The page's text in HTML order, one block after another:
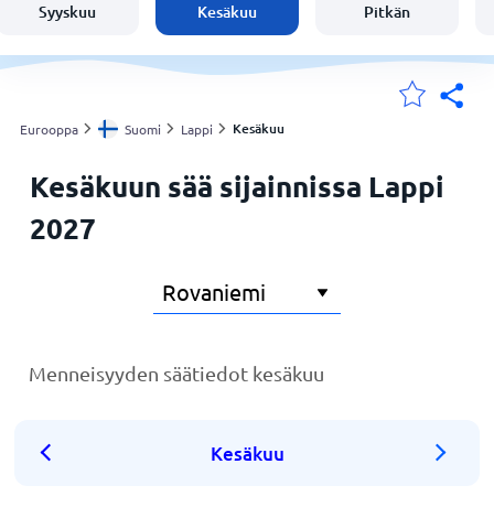
Sijaintini
Koti
Syyskuu Kesäkuu Pitkän
Eurooppa Suomi Lappi Kesäkuu
Kesäkuun sää sijainnissa Lappi
2027
Menneisyyden säätiedot kesäkuu
Kesäkuu